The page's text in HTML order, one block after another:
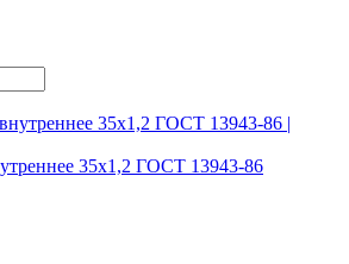
35х1,2 ГОСТ 13943-86